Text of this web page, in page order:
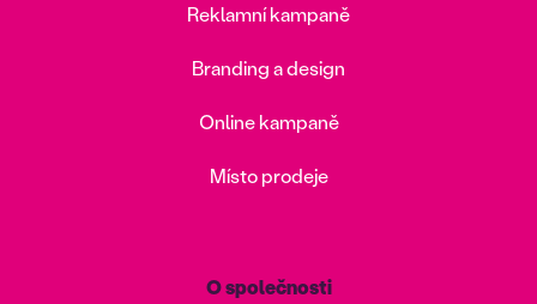
Reklamní kampaně
Branding a design
Online kampaně
Místo prodeje
O společnosti